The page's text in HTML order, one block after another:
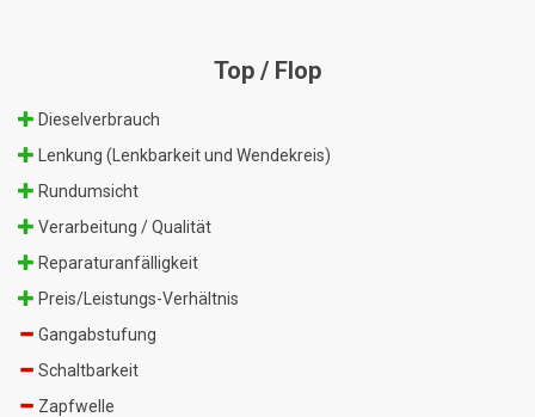
Top / Flop
Dieselverbrauch
Lenkung (Lenkbarkeit und Wendekreis)
Rundumsicht
Verarbeitung / Qualität
Reparaturanfälligkeit
Preis/Leistungs-Verhältnis
Gangabstufung
Schaltbarkeit
Zapfwelle